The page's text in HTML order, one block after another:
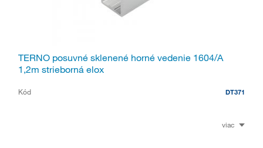
TERNO posuvné sklenené horné vedenie 1604/A
1,2m strieborná elox
Kód DT371
viac